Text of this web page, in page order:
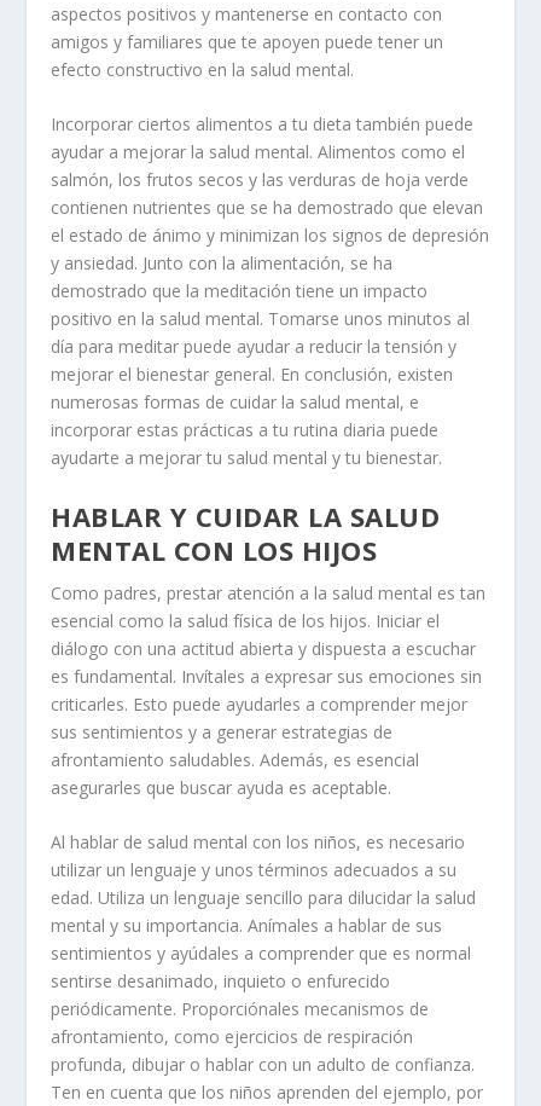
aspectos positivos y mantenerse en contacto con
amigos y familiares que te apoyen puede tener un
efecto constructivo en la salud mental.
Incorporar ciertos alimentos a tu dieta también puede
ayudar a mejorar la salud mental. Alimentos como el
salmón, los frutos secos y las verduras de hoja verde
contienen nutrientes que se ha demostrado que elevan
el estado de ánimo y minimizan los signos de depresión
y ansiedad. Junto con la alimentación, se ha
demostrado que la meditación tiene un impacto
positivo en la salud mental. Tomarse unos minutos al
día para meditar puede ayudar a reducir la tensión y
mejorar el bienestar general. En conclusión, existen
numerosas formas de cuidar la salud mental, e
incorporar estas prácticas a tu rutina diaria puede
ayudarte a mejorar tu salud mental y tu bienestar.
HABLAR Y CUIDAR LA SALUD
MENTAL CON LOS HIJOS
Como padres, prestar atención a la salud mental es tan
esencial como la salud física de los hijos. Iniciar el
diálogo con una actitud abierta y dispuesta a escuchar
es fundamental. Invítales a expresar sus emociones sin
criticarles. Esto puede ayudarles a comprender mejor
sus sentimientos y a generar estrategias de
afrontamiento saludables. Además, es esencial
asegurarles que buscar ayuda es aceptable.
Al hablar de salud mental con los niños, es necesario
utilizar un lenguaje y unos términos adecuados a su
edad. Utiliza un lenguaje sencillo para dilucidar la salud
mental y su importancia. Anímales a hablar de sus
sentimientos y ayúdales a comprender que es normal
sentirse desanimado, inquieto o enfurecido
periódicamente. Proporciónales mecanismos de
afrontamiento, como ejercicios de respiración
profunda, dibujar o hablar con un adulto de confianza.
Ten en cuenta que los niños aprenden del ejemplo, por